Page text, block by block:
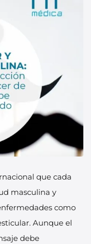
que cada
masculina y
como
Aunque el
debe